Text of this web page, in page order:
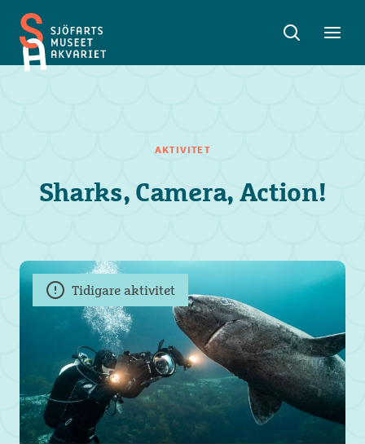
Sjöfartsmuseet
Akvariet
Toggle
AKTIVITET
Sharks, Camera, Action!
Tidigare aktivitet